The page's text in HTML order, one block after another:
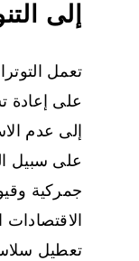
إلى
تعمل
على إعادة
إلى عدم
على سبيل
جمركية
تعطيل